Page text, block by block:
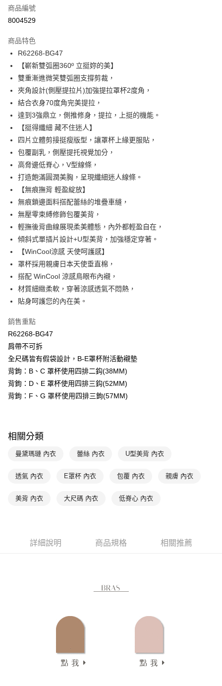
信用卡分期付款
合作金庫商業銀行
華南商業銀行
上海商業儲蓄銀行
國泰世華商業銀行
臺灣中小企業銀行
台中商業銀行
匯豐（台灣）商業銀行
聯邦商業銀行
元大商業銀行
永豐商業銀行
玉山商業銀行
台新國際商業銀行
中國信託商業銀行
台灣樂天信用卡公司
LINE Pay
Apple Pay
悠遊付
AFTEE先享後付
相關說明
【關於「AFTEE先享後付」】
AFTEE先享後付是「在收到商品之後才付款」的支付方式。 讓您購物簡單
便利好安心！
１．簡單：不需註冊會員、不需綁卡、不需儲值。
２．便利：只要手機號碼，簡訊認證，即可結帳。
【「AFTEE先享後付」結帳流程】
１．於結帳方式選擇「AFTEE先享後付」後，將跳轉至「AFTEE先享後付」
結帳頁面，進行簡訊認證並確認金額後，即可完成結帳。
２．訂單成立數日內，您將收到繳費通知簡訊。
３．收到繳費通知簡訊後14天內，點擊此簡訊中的連結，可透過四大超商／
※ 請注意：結帳手續完成當下不需立刻繳費，但若您需要取消訂單，請聯絡
購買商品的店家。未經商家同意取消之訂單仍視為有效，需透過AFTEE先享
後付繳納相關費用。
※ 交易是否成功請以「AFTEE先享後付 」之結帳頁面顯示為準，若有關於
客戶支援中心」
【注意事項】
１．透過由恩沛科技股份有限公司提供之「AFTEE先享後付」服務完成之交
易，需依本服務之必要範圍內提供個人資料，並將交易相關給付款項請求債
權轉讓予恩沛科技股份有限公司。
https://aftee.tw/terms/#terms3
３．未成年的使用者請事先徵得法定代理人或監護人之同意方可使用
時審查核予不同之上限額度；若仍有額度不足之情形，本公司將視審查結果
請求用戶進行身份認證。
５．嚴禁一人註冊多個帳號或使用他人資訊註冊。若發現惡意使用之情形，
恩沛科技股份有限公司將有權停止該用戶之使用額度並採取法律行動。
運送方式
全家取貨付款$888免運-以PackAge+配客嘉循環箱包裝寄出
每筆NT$90，滿NT$888(含以上)免運費
付款後全家取貨$888免運-以PackAge+配客嘉循環箱包裝寄出
每筆NT$90，滿NT$888(含以上)免運費
萊爾富取貨付款
每筆NT$90，滿NT$1,000(含以上)免運費
付款後萊爾富取貨
每筆NT$90，滿NT$1,000(含以上)免運費
7-11取貨付款
每筆NT$90，滿NT$1,000(含以上)免運費
付款後7-11取貨
每筆NT$90，滿NT$1,000(含以上)免運費
離島宅配
件資料，逾期未確認訂單將自動取消)
商品編號
8004529
商品特色
R62268-BG47
【嶄新雙弧圈360º 立挺妳的美】
雙重漸進微笑雙弧圈支撐剪裁，
夾角設計(側壓提拉片)加強提拉罩杯2度角，
結合衣身70度角完美提拉，
達到3強鼎立，側推修身，提拉，上挺的機能。
【挺得纖細 藏不住迷人】
四片立體剪接挺瘦版型，讓罩杯上緣更服貼，
包覆副乳，側壓提托視覺加分，
高脅邊低脊心，V型線條，
打造飽滿圓潤美胸，呈現纖細迷人線條。
【無痕撫背 輕盈綻放】
無痕鎖邊面料搭配蕾絲的堆疊車縫，
無壓零束縛修飾包覆美背，
輕撫後背曲線展現柔美體態，內外都輕盈自在，
傾斜式單插片設計+U型美背，加強穩定穿著。
【WinCool涼感 天使呵護感】
罩杯採用親膚日本天使垂直棉，
搭配 WinCool 涼感鳥眼布內襯，
材質細緻柔軟，穿著涼感透氣不悶熱，
貼身呵護您的內在美。
銷售重點
R62268-BG47
肩帶不可拆
全尺碼皆有假袋設計，B-E罩杯附活動襯墊
背鉤：B、C 罩杯使用四排二鈎(38MM)
背鉤：D、E 罩杯使用四排三鈎(52MM)
背鉤：F、G 罩杯使用四排三鉤(57MM)
相關分類
曼黛瑪璉 內衣 蕾絲 內衣 U型美背 內衣
透氣 內衣 E罩杯 內衣 包覆 內衣 親膚 內衣
美背 內衣 大尺碼 內衣 低脊心 內衣
詳細說明 商品規格 相關推薦